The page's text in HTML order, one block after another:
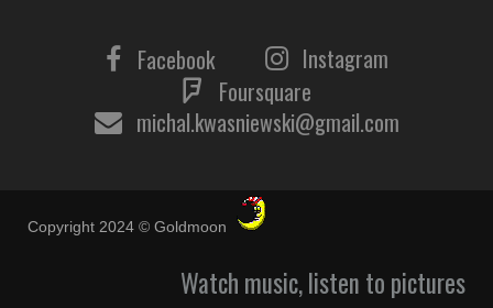
Facebook
Instagram
Foursquare
michal.kwasniewski@gmail.com
Copyright 2024 © Goldmoon
Watch music, listen to pictures